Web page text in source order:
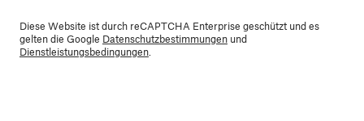
Diese Website ist durch reCAPTCHA Enterprise geschützt und es
gelten die Google Datenschutzbestimmungen und
Dienstleistungsbedingungen